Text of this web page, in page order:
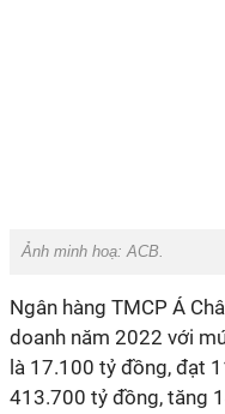
Ảnh minh hoạ: ACB.
Ngân hàng TMCP Á
doanh năm 2022 với
là 17.100 tỷ đồng, đạt
413.700 tỷ đồng, tăng